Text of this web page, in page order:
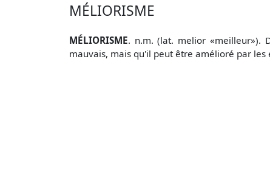
MÉLIORISME
MÉLIORISME. n.m. (lat. melior «meilleur»).
mauvais, mais qu'il peut être amélioré par les